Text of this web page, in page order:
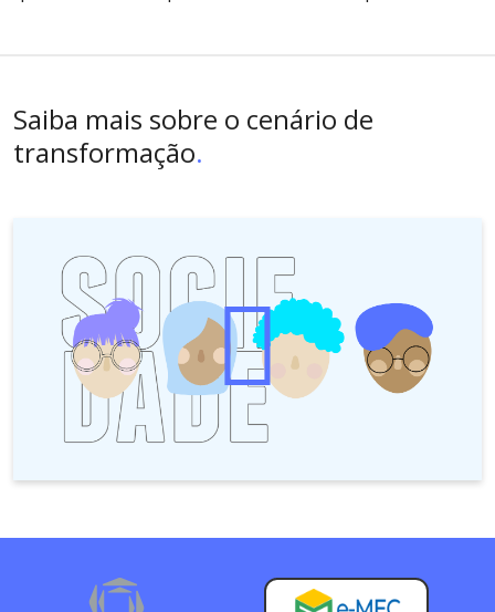
Saiba mais sobre o cenário de
transformação.